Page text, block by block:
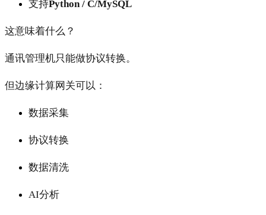
支持Python / C/MySQL
这意味着什么？
通讯管理机只能做协议转换。
但边缘计算网关可以：
数据采集
协议转换
数据清洗
AI分析